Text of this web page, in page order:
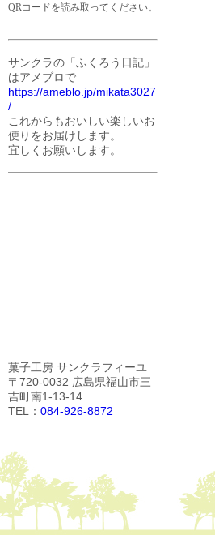
QRコードを読み取ってください。
サンクラの「ふくろう日記」
はアメブロで
https://ameblo.jp/mikata3027
/
これからもおいしい楽しいお
便りをお届けします。
宜しくお願いします。
菓子工房 サンクラフィーユ
〒720-0032 広島県福山市三
吉町南1-13-14
TEL： 084-926-8872